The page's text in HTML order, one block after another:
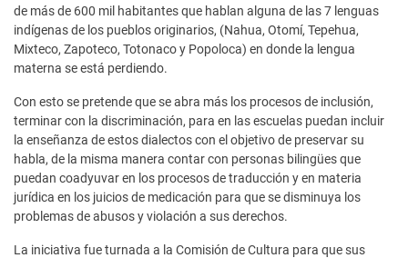
de más de 600 mil habitantes que hablan alguna de las 7 lenguas
indígenas de los pueblos originarios, (Nahua, Otomí, Tepehua,
Mixteco, Zapoteco, Totonaco y Popoloca) en donde la lengua
materna se está perdiendo.
Con esto se pretende que se abra más los procesos de inclusión,
terminar con la discriminación, para en las escuelas puedan incluir
la enseñanza de estos dialectos con el objetivo de preservar su
habla, de la misma manera contar con personas bilingües que
puedan coadyuvar en los procesos de traducción y en materia
jurídica en los juicios de medicación para que se disminuya los
problemas de abusos y violación a sus derechos.
La iniciativa fue turnada a la Comisión de Cultura para que sus